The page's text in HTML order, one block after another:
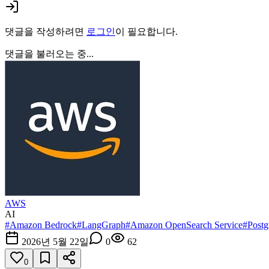
댓글을 작성하려면 로그인이 필요합니다.
댓글을 불러오는 중...
AWS
AI
#Amazon Bedrock#LangGraph#Amazon OpenSearch Service#
2026년 5월 22일
0 62
0